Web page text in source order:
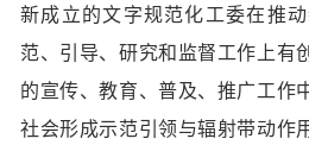
新成立的文字规范化工委在推
范、引导、研究和监督工作上有
的宣传、教育、普及、推广工作
社会形成示范引领与辐射带动作